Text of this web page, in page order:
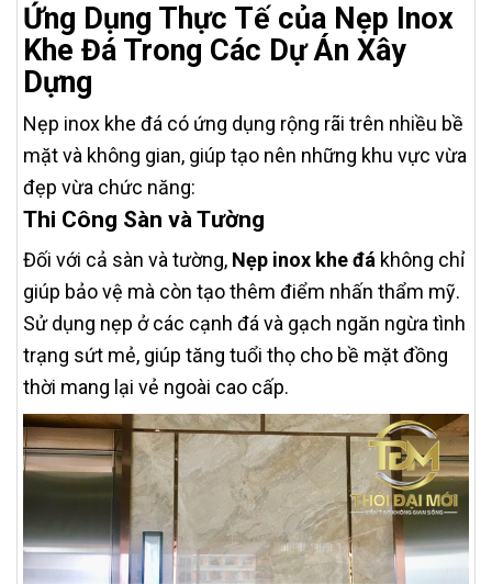
Ứng Dụng Thực Tế của Nẹp Inox
Khe Đá Trong Các Dự Án Xây
Dựng
Nẹp inox khe đá có ứng dụng rộng rãi trên nhiều bề
mặt và không gian, giúp tạo nên những khu vực vừa
đẹp vừa chức năng:
Thi Công Sàn và Tường
Đối với cả sàn và tường, Nẹp inox khe đá không chỉ
giúp bảo vệ mà còn tạo thêm điểm nhấn thẩm mỹ.
Sử dụng nẹp ở các cạnh đá và gạch ngăn ngừa tình
trạng sứt mẻ, giúp tăng tuổi thọ cho bề mặt đồng
thời mang lại vẻ ngoài cao cấp.